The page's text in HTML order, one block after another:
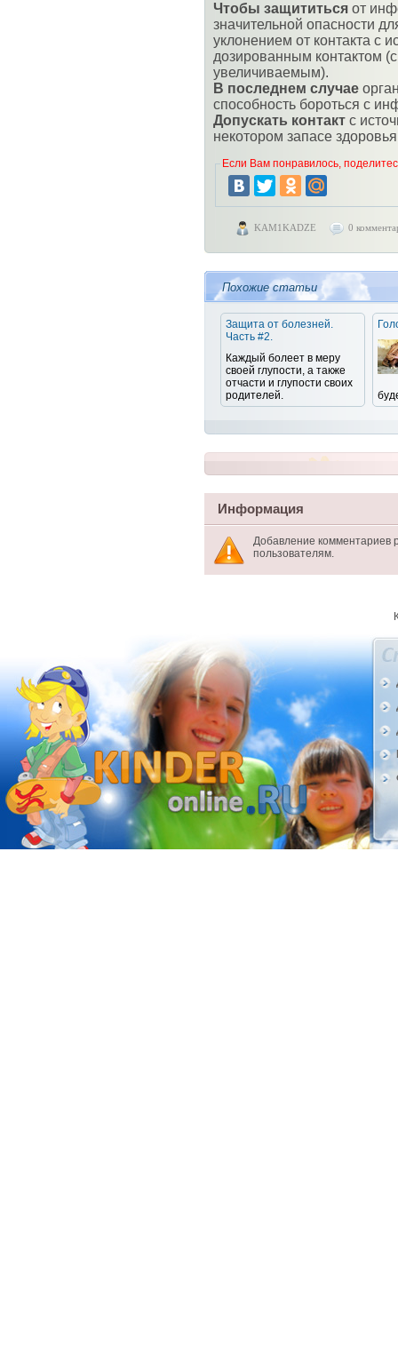
Чтобы защититься от
значительной опасности
уклонением от контакта с
дозированным контактом
увеличиваемым).
В последнем случае
способность бороться с
Допускать контакт с
некотором запасе
Если Вам понравилось,
KAM1KADZE 0
Похожие статьи
Защита от болезней.
Часть #2.
Каждый болеет в меру
своей глупости, а также
отчасти и глупости своих
родителей.
Информация
Добавление комментариев
пользователям.